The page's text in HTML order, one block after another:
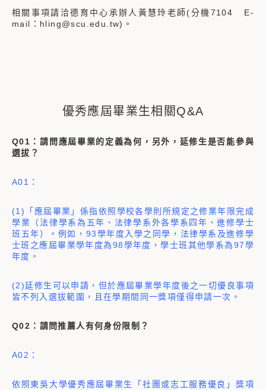
相關事項請洽德育中心承辦人黃慧玲老師(分機7104 E-
mail：hling@scu.edu.tw)。
優秀應屆畢業生相關Q&A
Q01：請問應屆畢業的定義為何，另外，延修生是否能參與
選拔？
A01：
(1)「應屆畢業」係指依照學校各學則所規定之修業年限完成
學業（法律學系為五年、法律學系外各學系四年、進修學士
班五年）。例如，93學年度入學之同學，法律學系及進修學
士班之應屆畢業學年度為98學年度，學士班其他學系為97學
年度。
(2)延修生可以申請，但於應屆畢業學年度後之一切優良事項
皆不列入選拔範圍，且在學期間同一獎項僅得申請一次。
Q02：請問推薦人有何身份限制？
A02：
依照東吳大學優秀應屆畢業生「社團或志工服務優良」獎項